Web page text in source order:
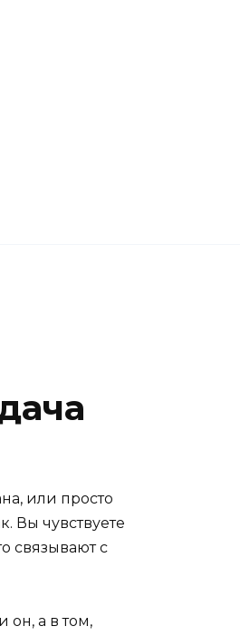
или просто
Вы чувствуете
связывают с
он, а в том,